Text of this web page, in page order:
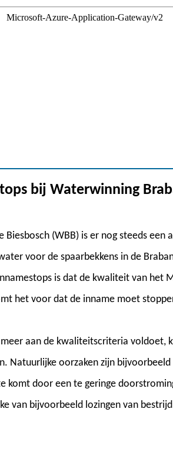
bij Waterwinning
Biesbosch (WBB) is er nog steeds een
voor de spaarbekkens in de
is dat de kwaliteit van het
het voor dat de inname moet
aan de kwaliteitscriteria voldoet,
Natuurlijke oorzaken zijn
komt door een te geringe
van bijvoorbeeld lozingen van